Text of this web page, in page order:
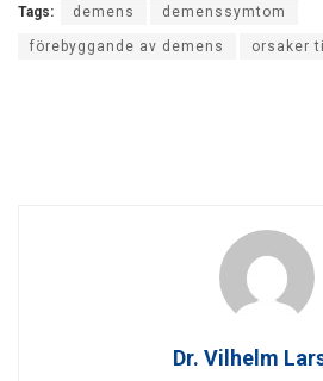
Tags: demens demenssymtom
förebyggande av demens orsaker
Dr. Vilhelm